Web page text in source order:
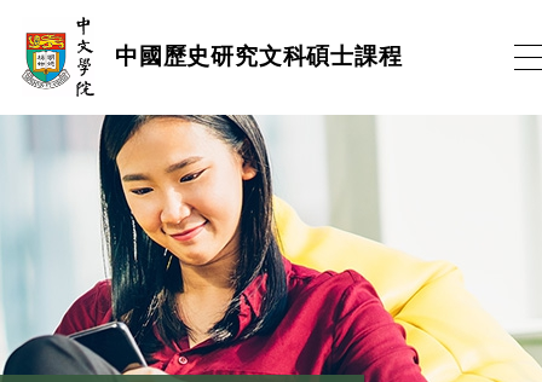
中國歷史研究文科碩士課程
到
內
輸
入
鍵)